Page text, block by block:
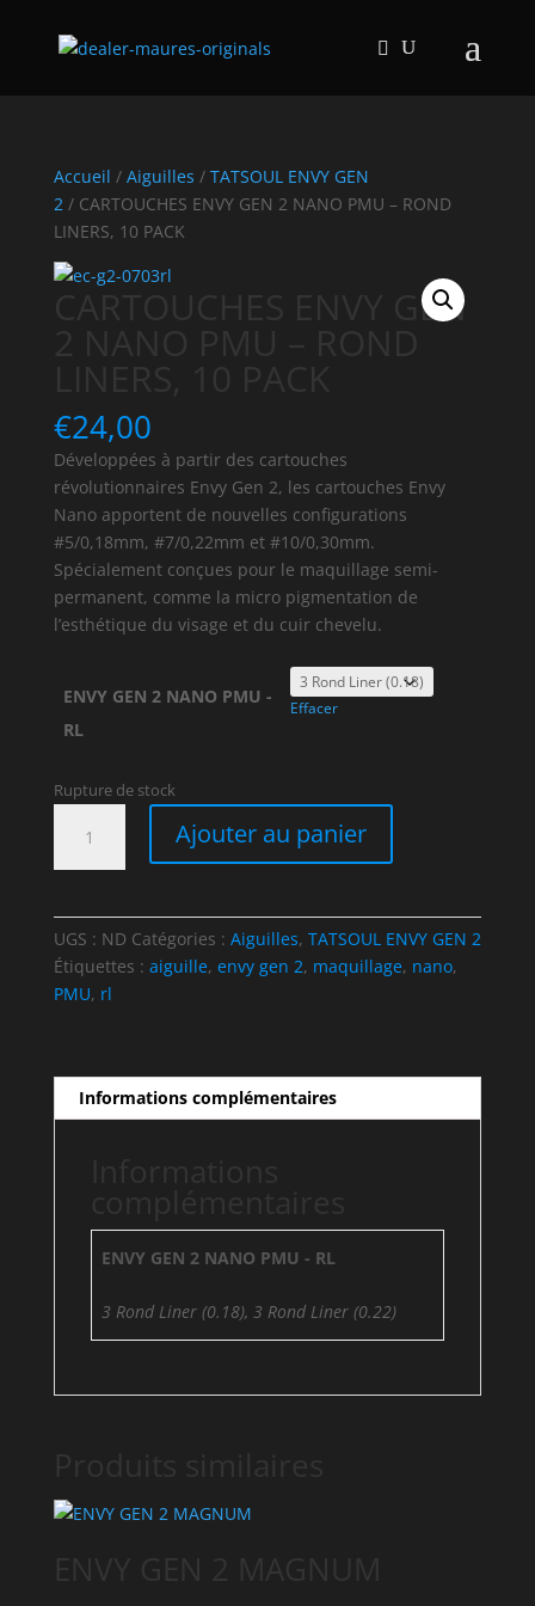
Accueil / Aiguilles / TATSOUL ENVY GEN
2/ CARTOUCHES ENVY GEN 2 NANO PMU – ROND
LINERS, 10 PACK
CARTOUCHES ENVY GEN
€24,00
Développées à partir des cartouches
révolutionnaires Envy Gen 2, les cartouches Envy
Nano apportent de nouvelles configurations
#5/0,18mm, #7/0,22mm et #10/0,30mm.
Spécialement conçues pour le maquillage semi-
permanent, comme la micro pigmentation de
l’esthétique du visage et du cuir chevelu.
ENVY GEN 2 NANO PMU -
RL
Effacer
Rupture de stock
CARTOUCHES
2
NANO
LINERS,
10
Ajouter au panier
UGS : ND Catégories : Aiguilles, TATSOUL ENVY GEN 2
Étiquettes : aiguille, envy gen 2, maquillage, nano,
PMU, rl
Informations complémentaires
ENVY GEN 2 NANO PMU - RL
3 Rond Liner (0.18), 3 Rond Liner (0.22)